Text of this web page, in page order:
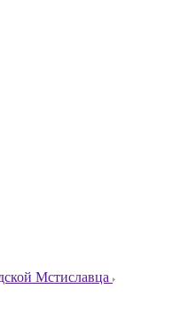
Мстиславца